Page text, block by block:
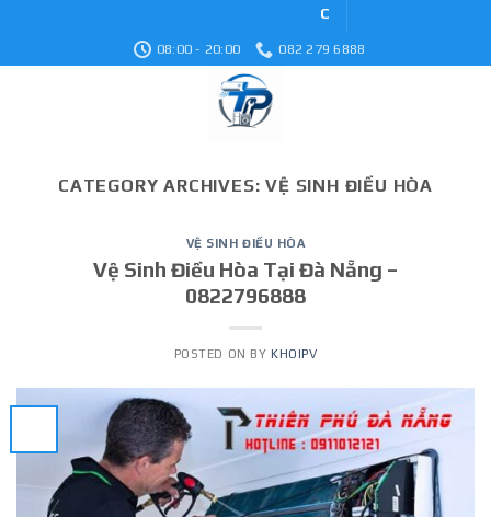
content
Cơ Khí Điện Lạnh Thiên
08:00 - 20:00 082 279 6888
CATEGORY ARCHIVES:VỆ SINH ĐIỀU HÒA
VỆ SINH ĐIỀU HÒA
Vệ Sinh Điều Hòa Tại Đà Nẵng –
0822796888
POSTED ON BY KHOIPV